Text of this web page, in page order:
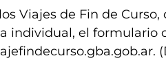
Viajes de Fin de
individual, el formulario